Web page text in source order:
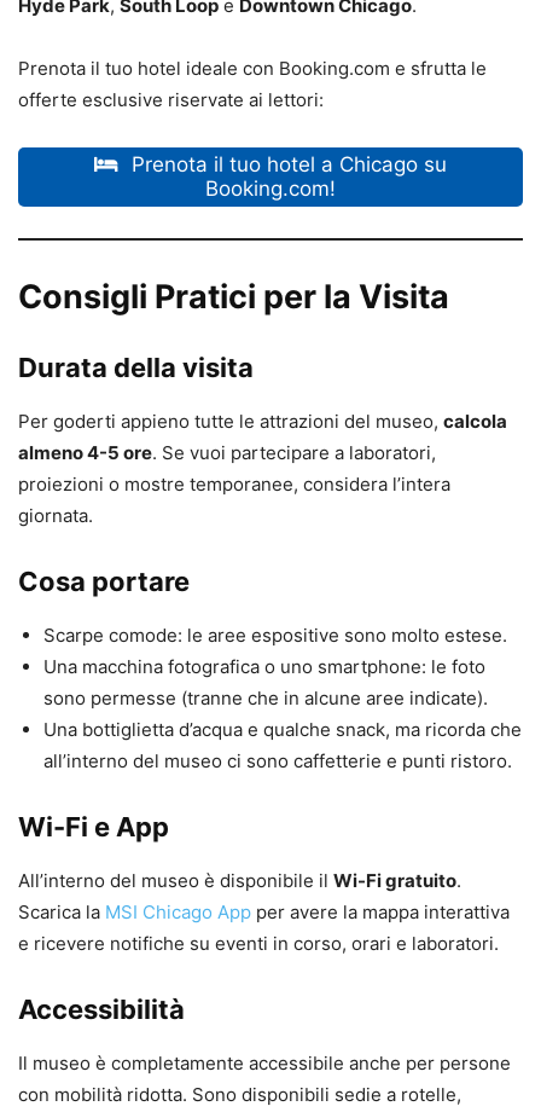
Hyde Park, South Loop e Downtown Chicago.
Prenota il tuo hotel ideale con Booking.com e sfrutta le
offerte esclusive riservate ai lettori:
Prenota il tuo hotel a Chicago su
Booking.com!
Consigli Pratici per la Visita
Durata della visita
Per goderti appieno tutte le attrazioni del museo, calcola
almeno 4-5 ore. Se vuoi partecipare a laboratori,
proiezioni o mostre temporanee, considera l’intera
giornata.
Cosa portare
Scarpe comode: le aree espositive sono molto estese.
Una macchina fotografica o uno smartphone: le foto
sono permesse (tranne che in alcune aree indicate).
Una bottiglietta d’acqua e qualche snack, ma ricorda che
all’interno del museo ci sono caffetterie e punti ristoro.
Wi-Fi e App
All’interno del museo è disponibile il Wi-Fi gratuito.
Scarica la MSI Chicago App per avere la mappa interattiva
e ricevere notifiche su eventi in corso, orari e laboratori.
Accessibilità
Il museo è completamente accessibile anche per persone
con mobilità ridotta. Sono disponibili sedie a rotelle,